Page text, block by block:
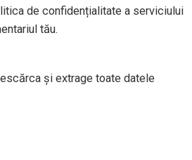
de confidențialitate a serviciului
tău.
și extrage toate datele